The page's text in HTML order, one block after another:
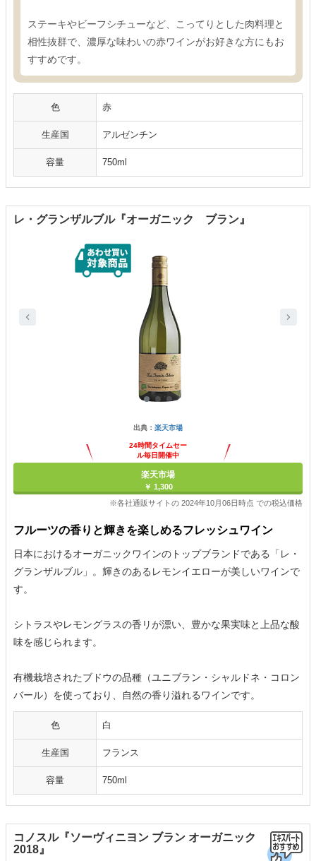
ステーキやビーフシチューなど、こってりとした肉料理と
相性抜群で、濃厚な味わいの赤ワインがお好きな方にもお
すすめです。
色 赤
生産国 アルゼンチン
容量 750ml
レ・グランザルブル『オーガニック ブラン』
出典： 楽天市場
24時間タイムセー
ル毎日開催中
楽天市場
￥ 1,300
※各社通販サイトの 2024年10月06日時点 での税込価格
フルーツの香りと輝きを楽しめるフレッシュワイン
日本におけるオーガニックワインのトップブランドである「レ・
グランザルブル」。輝きのあるレモンイエローが美しいワインで
す。
シトラスやレモングラスの香リが漂い、豊かな果実味と上品な酸
味を感じられます。
有機栽培されたブドウの品種（ユニブラン・シャルドネ・コロン
バール）を使っており、自然の香り溢れるワインです。
色 白
生産国 フランス
容量 750ml
コノスル『ソーヴィニヨン ブラン オーガニック
2018』